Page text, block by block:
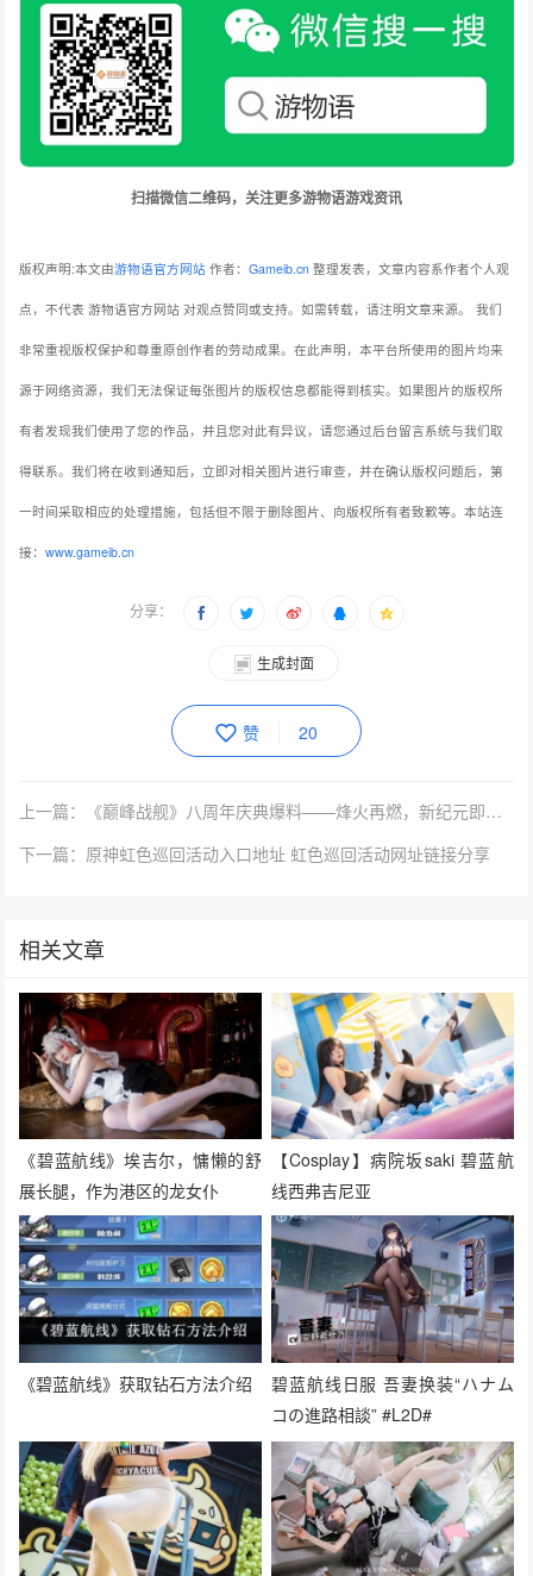
扫描微信二维码，关注更多游物语游戏资讯
版权声明:本文由游物语官方网站 作者：Gameib.cn 整理发表，文章内容系作者个人观
点，不代表 游物语官方网站 对观点赞同或支持。如需转载，请注明文章来源。 我们
非常重视版权保护和尊重原创作者的劳动成果。在此声明，本平台所使用的图片均来
源于网络资源，我们无法保证每张图片的版权信息都能得到核实。如果图片的版权所
有者发现我们使用了您的作品，并且您对此有异议，请您通过后台留言系统与我们取
得联系。我们将在收到通知后，立即对相关图片进行审查，并在确认版权问题后，第
一时间采取相应的处理措施，包括但不限于删除图片、向版权所有者致歉等。本站连
接：www.gameib.cn
分享：
生成封面
赞 20
上一篇：《巅峰战舰》八周年庆典爆料——烽火再燃，新纪元即将启航
下一篇：原神虹色巡回活动入口地址 虹色巡回活动网址链接分享
相关文章
《碧蓝航线》埃吉尔，慵懒的舒
展长腿，作为港区的龙女仆
【Cosplay】病院坂saki 碧蓝航
线西弗吉尼亚
《碧蓝航线》获取钻石方法介绍
碧蓝航线日服 吾妻换装“ハナム
コの進路相談” #L2D#